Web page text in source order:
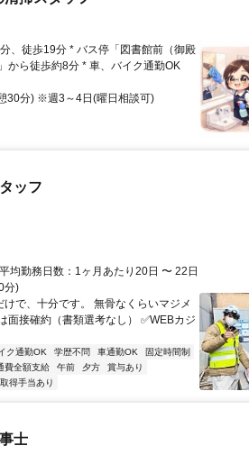
から徒歩約8分 * 車、バイク通勤OK
30分) ※週3～4日(曜日相談可)
ッフ
均勤務日数：1ヶ月あたり20日 〜 22日
分)
で、十分です。 無骨なくらいマジメ
面接確約（書類選考なし） ✅WEBカジ
ク通勤OK 学歴不問 車通勤OK
固定時間制
費全額支給 午前 夕方
賞与あり
得手当あり
士